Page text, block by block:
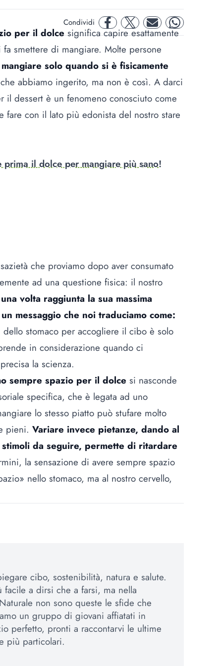
Condividi facebooktwitter mail whatsapp
per il dolcesignifica capire esattamente
smettere di mangiare. Molte persone
solo quando si è fisicamente
abbiamo ingerito, ma non è così. A darci
il dessert è un fenomeno conosciuto come
fare con il lato più edonista del nostro stare
il dolce per mangiare più sano!
che proviamo dopo aver consumato
ad una questione fisica: il nostro
una volta raggiunta la sua massima
messaggio che noi traduciamo come:
dello stomaco per accogliere il cibo è solo
in considerazione quando ci
la scienza.
sempre spazio per il dolce si nasconde
specifica, che è legata ad uno
lo stesso piatto può stufare molto
pieni. Variare invece pietanze, dando al
da seguire, permette di ritardare
la sensazione di avere sempre spazio
nello stomaco, ma al nostro cervello,
cibo, sostenibilità, natura e salute.
a dirsi che a farsi, ma nella
non sono queste le sfide che
un gruppo di giovani affiatati in
perfetto, pronti a raccontarvi le ultime
più particolari.